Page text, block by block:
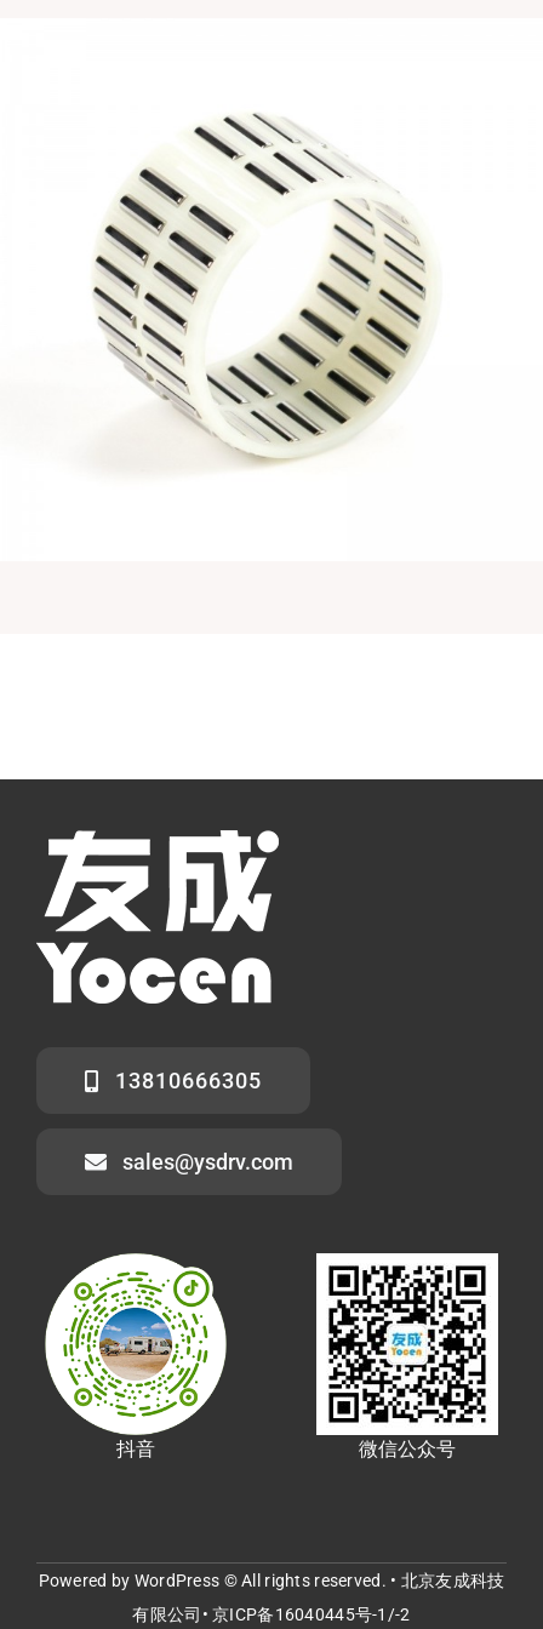
13810666305
sales@ysdrv.com
抖音 微信公众号
Powered by WordPress © All rights reserved. • 北京友成科技
有限公司•京ICP备16040445号-1/-2